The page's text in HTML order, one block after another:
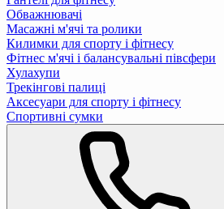
Обважнювачі
Масажні м'ячі та ролики
Килимки для спорту і фітнесу
Фітнес м'ячі і балансувальні півсфери
Хулахупи
Трекінгові палиці
Аксесуари для спорту і фітнесу
Спортивні сумки